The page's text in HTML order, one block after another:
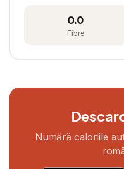
0.0
Fibre
Numără caloriile